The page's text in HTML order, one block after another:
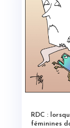
RDC :
féminines